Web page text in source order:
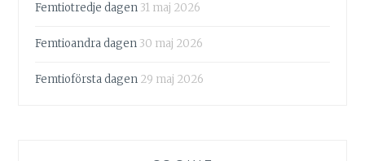
Femtiotredje dagen 31 maj 2026
Femtioandra dagen 30 maj 2026
Femtioförsta dagen 29 maj 2026